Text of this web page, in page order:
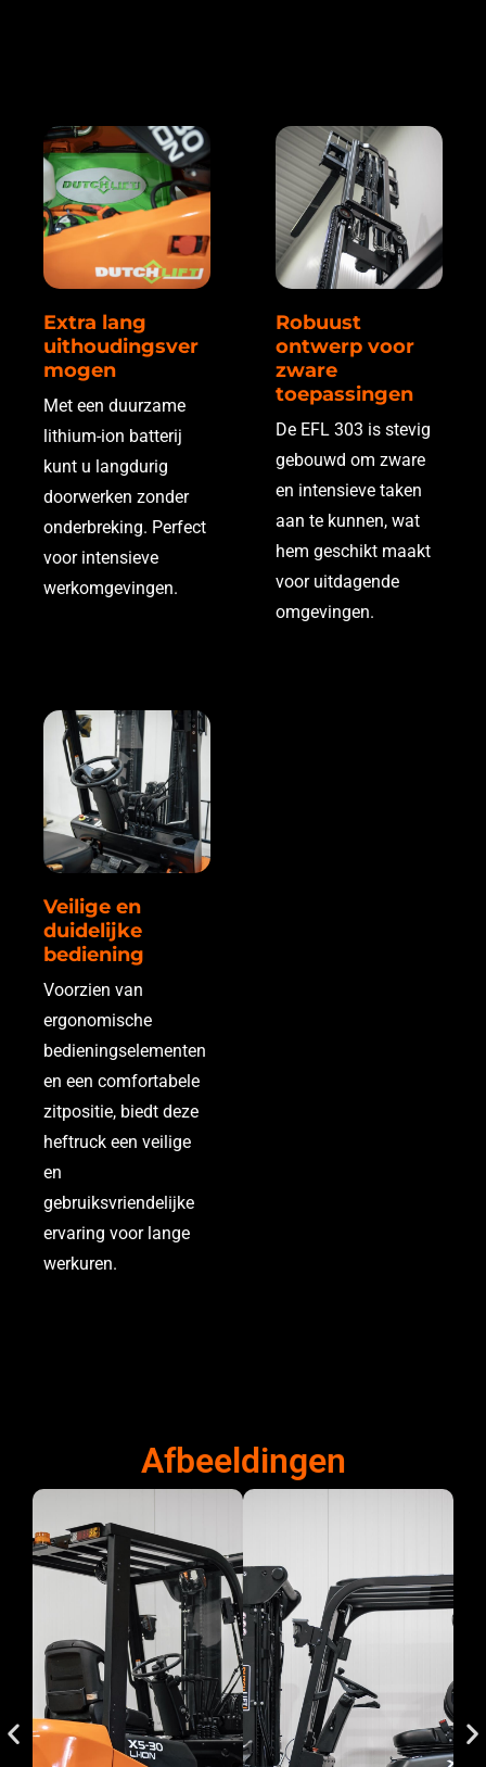
Extra lang
uithoudingsver
mogen
Met een duurzame
lithium-ion batterij
kunt u langdurig
doorwerken zonder
onderbreking. Perfect
voor intensieve
werkomgevingen.
Robuust
ontwerp voor
zware
toepassingen
De EFL 303 is stevig
gebouwd om zware
en intensieve taken
aan te kunnen, wat
hem geschikt maakt
voor uitdagende
omgevingen.
Veilige en
duidelijke
bediening
Voorzien van
ergonomische
bedieningselementen
en een comfortabele
zitpositie, biedt deze
heftruck een veilige
en
gebruiksvriendelijke
ervaring voor lange
werkuren.
Afbeeldingen